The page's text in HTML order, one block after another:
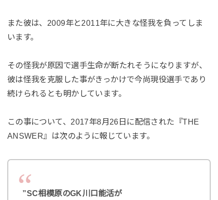
また彼は、2009年と2011年に大きな怪我を負ってしま
います。
その怪我が原因で選手生命が断たれそうになりますが、
彼は怪我を克服した事がきっかけで今尚現役選手であり
続けられるとも明かしています。
この事について、2017年8月26日に配信された『THE
ANSWER』は次のように報じています。
”SC相模原のGK川口能活が